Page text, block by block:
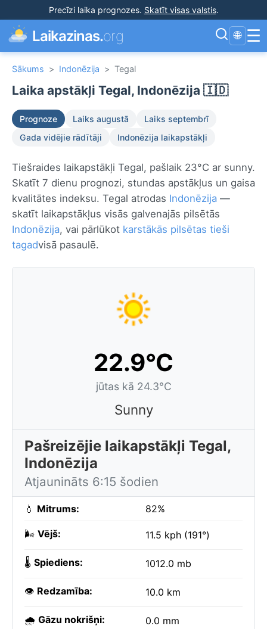
Precīzi laika prognozes. Skatīt visas valstis.
Laikazinas.org 🌐 ☰
Sākums > Indonēzija > Tegal
Laika apstākļi Tegal, Indonēzija 🇮🇩
Prognoze Laiks augustā
Laiks septembrī
Gada vidējie rādītāji
Indonēzija laikapstākļi
Tiešraides laikapstākļi Tegal, pašlaik 23°C ar sunny.
Skatīt 7 dienu prognozi, stundas apstākļus un gaisa
kvalitātes indeksu. Tegal atrodas Indonēzija —
skatīt laikapstākļus visās galvenajās pilsētās
Indonēzija, vai pārlūkot karstākās pilsētas tieši
tagadvisā pasaulē.
22.9°C
jūtas kā 24.3°C
Sunny
Pašreizējie laikapstākļi Tegal,
Indonēzija
Atjaunināts 6:15 šodien
💧 Mitrums: 82%
🌬️ Vējš: 11.5 kph (191°)
🌡️ Spiediens: 1012.0 mb
👁️ Redzamība: 10.0 km
🌧️ Gāzu nokrišņi: 0.0 mm